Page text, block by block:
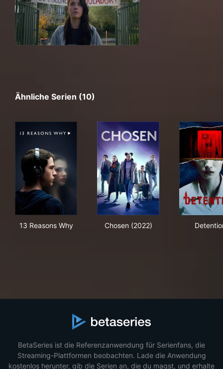
Ähnliche Serien (10)
13 Reasons Why Chosen (2022)
BetaSeries ist die Referenzanwendung für Serienfans, die
Streaming-Plattformen beobachten. Lade die Anwendung
kostenlos herunter, gib die Serien an, die du magst, und erhalte